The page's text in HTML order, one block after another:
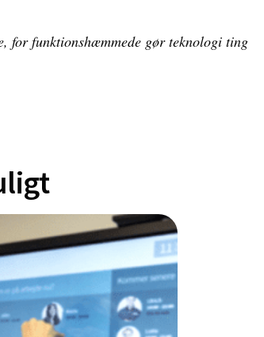
for funktionshæmmede gør teknologi ting